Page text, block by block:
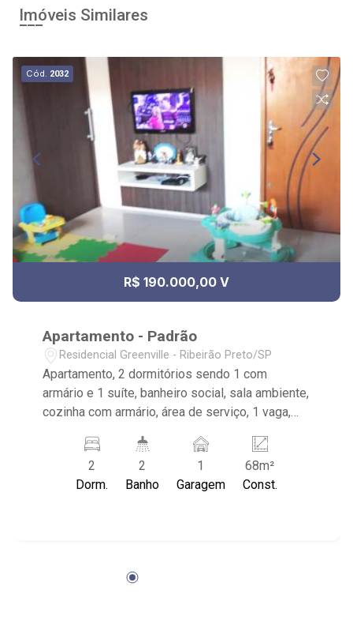
Imóveis Similares
Cód. 2032
R$ 190.000,00 V
Apartamento - Padrão
Residencial Greenville - Ribeirão Preto/SP
Apartamento, 2 dormitórios sendo 1 com
armário e 1 suíte, banheiro social, sala ambiente,
cozinha com armário, área de serviço, 1 vaga,
Jatobá. Ribeirão Imóveis. (16) 3620-1000/(16)
99270-1000 V2032
2
Dorm.
2
Banho
1
Garagem
68m²
Const.